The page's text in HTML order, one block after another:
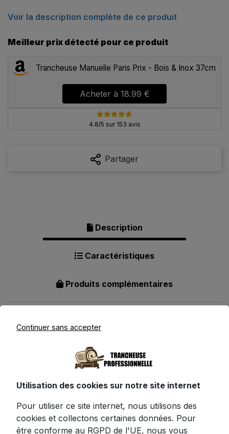
Voir la description complète de ce produit
Meilleur prix détecté pour ce produit
Trancheuse Manuelle Paris Prix - Bois & Inox 37cm
Acheter à 18.99 €
4.8/5 sur 153 avis
Partager
Description
Caractéristiques
Produits complémentaires
Manuelle Paris Prix - Bois & Inox
Redécouvrez le plaisir des tranches de pain
parfaitement régulières avec cette élégante
Continuer sans accepter
Utilisation des cookies sur notre site internet
Pour utiliser ce site internet, nous utilisons des
cookies et collectons certaines données. Pour
être conforme au RGPD de l'UE, nous vous